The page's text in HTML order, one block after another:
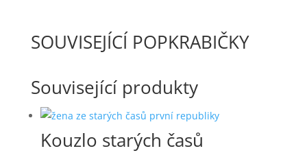
SOUVISEJÍCÍ POPKRABIČKY
Související produkty
Kouzlo starých časů